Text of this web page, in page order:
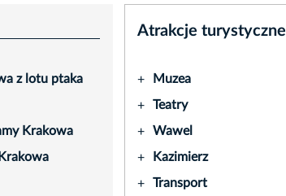
z lotu ptaka
Krakowa
Atrakcje turystyczne
+ Muzea
+ Teatry
+ Wawel
+ Kazimierz
+ Transport